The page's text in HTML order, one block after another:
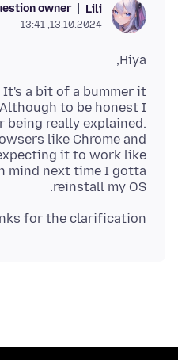
Lili
owner
13.10.2024, 13:41
Hiya,
a bit of a bummer it
to be honest I
being really explained.
like Chrome and
it to work like
mind next time I gotta
reinstall my OS.
for the clarification!